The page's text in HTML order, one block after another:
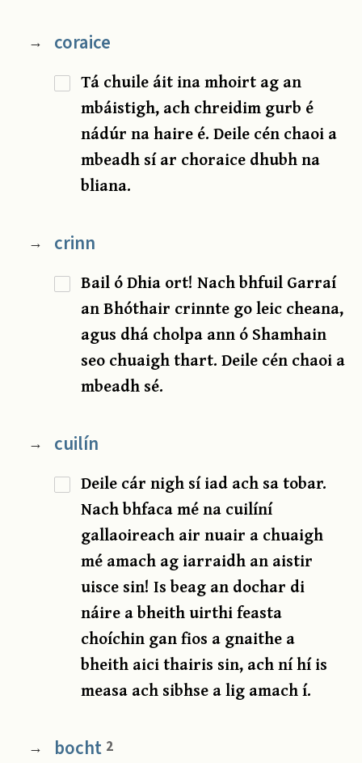
→ coraice
Tá chuile áit ina mhoirt ag an
mbáistigh, ach chreidim gurb é
nádúr na haire é. Deile cén chaoi a
mbeadh sí ar choraice dhubh na
bliana.
→ crinn
Bail ó Dhia ort! Nach bhfuil Garraí
an Bhóthair crinnte go leic cheana,
agus dhá cholpa ann ó Shamhain
seo chuaigh thart. Deile cén chaoi a
mbeadh sé.
→ cuilín
Deile cár nigh sí iad ach sa tobar.
Nach bhfaca mé na cuilíní
gallaoireach air nuair a chuaigh
mé amach ag iarraidh an aistir
uisce sin! Is beag an dochar di
náire a bheith uirthi feasta
choíchin gan fios a gnaithe a
bheith aici thairis sin, ach ní hí is
measa ach sibhse a lig amach í.
→ bocht 2